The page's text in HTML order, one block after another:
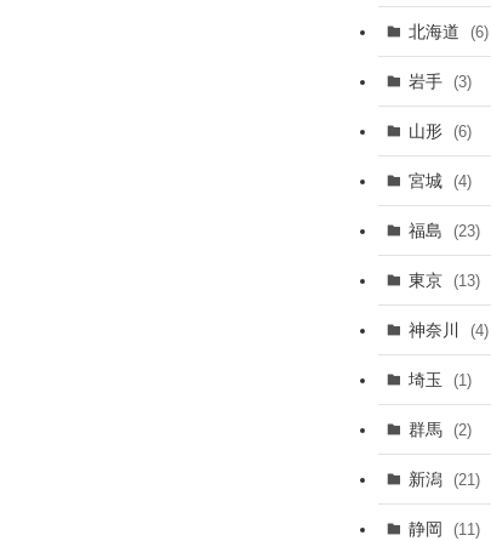
北海道 (6)
岩手 (3)
山形 (6)
宮城 (4)
福島 (23)
東京 (13)
神奈川 (4)
埼玉 (1)
群馬 (2)
新潟 (21)
静岡 (11)